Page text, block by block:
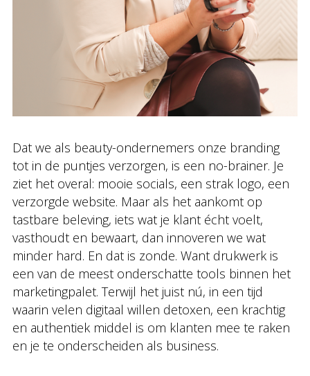
Dat we als beauty-ondernemers onze branding
tot in de puntjes verzorgen, is een no-brainer. Je
ziet het overal: mooie socials, een strak logo, een
verzorgde website. Maar als het aankomt op
tastbare beleving, iets wat je klant écht voelt,
vasthoudt en bewaart, dan innoveren we wat
minder hard. En dat is zonde. Want drukwerk is
een van de meest onderschatte tools binnen het
marketingpalet. Terwijl het juist nú, in een tijd
waarin velen digitaal willen detoxen, een krachtig
en authentiek middel is om klanten mee te raken
en je te onderscheiden als business.